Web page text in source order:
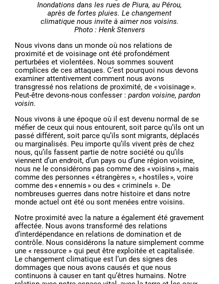
Inondations dans les rues de Piura, au Pérou,
après de fortes pluies. Le changement
climatique nous invite à aimer nos voisins.
Photo : Henk Stenvers
Nous vivons dans un monde où nos relations de
proximité et de voisinage ont été profondément
perturbées et violentées. Nous sommes souvent
complices de ces attaques. C’est pourquoi nous devons
examiner attentivement comment nous avons
transgressé nos relations de proximité, de « voisinage ».
Peut-être devons-nous confesser :pardon voisine, pardon
voisin.
Nous vivons à une époque où il est devenu normal de se
méfier de ceux qui nous entourent, soit parce qu’ils ont un
passé différent, soit parce qu’ils sont migrants, déplacés
ou marginalisés. Peu importe qu’ils vivent près de chez
nous, qu’ils fassent partie de notre société ou qu’ils
viennent d’un endroit, d’un pays ou d’une région voisine,
nous ne le considérons pas comme des « voisins », mais
comme des personnes « étrangères », « hostiles », voire
comme des « ennemis » ou des « criminels ». De
nombreuses guerres dans notre histoire et dans notre
monde actuel ont été ou sont menées entre voisins.
Notre proximité avec la nature a également été gravement
affectée. Nous avons transformé des relations
d’interdépendance en relations de domination et de
contrôle. Nous considérons la nature simplement comme
une « ressource » qui peut être exploitée et capitalisée.
Le changement climatique est l’un des signes des
dommages que nous avons causés et que nous
continuons à causer en tant qu’êtres humains. Notre